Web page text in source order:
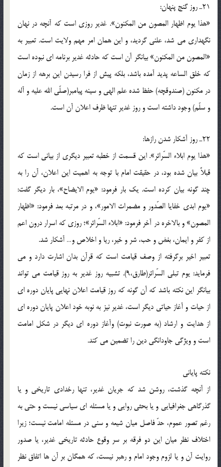
21ـ روز گنج پنهان:
«هذا يوم اظهار المصون من المكنون». غدير روزى است كه آنچه در نهان
نگهدارى مى شد، علنى گرديد، و اين همان امر مهم ولايت است. تعبير به
«المصون من المكنون» بيانگر آن است كه حادثه غدير برنامه اى نبوده است
كه خلق الساعه پديد آمده باشد، بلكه پيش از فرا رسيدن اين برهه از زمان
در مكنون (صندوقچه) حفظ شده علم الهى و سينه پيامبر(صلّی الله علیه و آله
و سلّم) وجود داشته است و روز غدير تنها ظرف اعلان آن است.
22ـ روز آشكار شدن رازها:
«هذا يوم ابلاء السّرائر». اين قسمت از خطبه تعبير ديگرى از بيانى است كه
قبلاً بيان شده بود، در حقيقت امام با توجه به اهميت اين اعلان، آن را به
چند گونه بيان كرده است. يك بار فرمود: «يوم الايضاح»، بار ديگر گفت:
«يوم ابدى خفايا الصّدور و مضمرات الامور»، و در مرتبه بعد فرمود: «اظهار
المصون» و بالاخره در آخر فرمود: «ابلاء السّرائر»؛ روزى كه اسرار درون اعم
از كفر و ايمان، بغض و حب، شر و خير، ريا و اخلاص و… آشكار شد.
تعبير اخير برگرفته از وصف قيامت است كه قرآن بدان اشارت دارد و مى
فرمايد: يوم تبلى السّرائر(طارق،9). تشبيه روز غدير به روز قيامت مى تواند
بيانگر اين نكته باشد كه آن گونه كه روز قيامت اعلان نهايى پايان دوره اى
از حيات و آغاز حياتى ديگر است، غدير نيز به نوبه خود اعلان پايان دوره اى
از هدايت و ارشاد (به صورت نبوت) وآغاز دوره اى ديگر در شكل امامت
است و ويژگى جاودانگى دين را تضمين مى كند.
نكته پايانى
از آنچه گذشت، روشن شد كه جريان غدير، تنها رخدادى تاريخى و يا
گذرگاهى جغرافيايى و يا بحثى روايى و يا مسئله اى سياسى نيست و حتى به
رغم تصور عموم، حدّ فاصل ميان شيعه و سنى در مسئله امامت نيست؛ زيرا
اختلاف نظر ميان اين دو فرقه بر سر وقوع حادثه تاريخى غدير، يا صدور
روايت آن و يا لزوم وجود امام و رهبر نيست، كه همگان بر آن ها اتفاق نظر